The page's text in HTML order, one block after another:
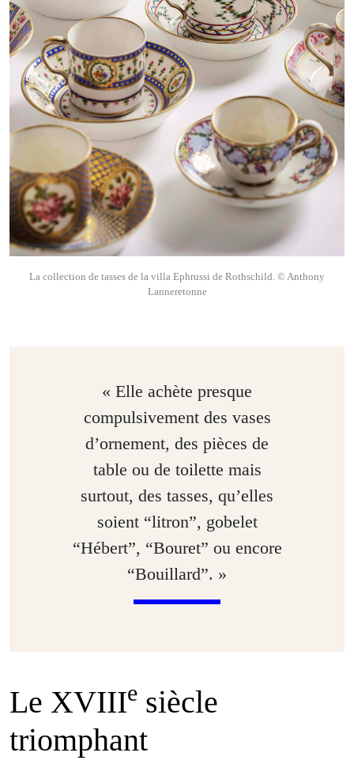
La collection de tasses de la villa Ephrussi de Rothschild. © Anthony
Lanneretonne
« Elle achète presque
compulsivement des vases
d’ornement, des pièces de
table ou de toilette mais
surtout, des tasses, qu’elles
soient “litron”, gobelet
“Hébert”, “Bouret” ou encore
“Bouillard”. »
Le XVIIIe siècle
triomphant